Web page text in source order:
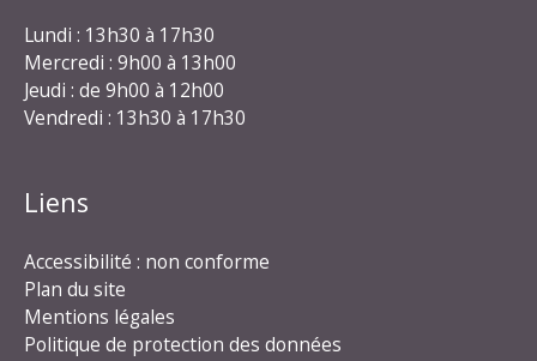
Lundi : 13h30 à 17h30
Mercredi : 9h00 à 13h00
Jeudi : de 9h00 à 12h00
Vendredi : 13h30 à 17h30
Liens
Accessibilité : non conforme
Plan du site
Mentions légales
Politique de protection des données